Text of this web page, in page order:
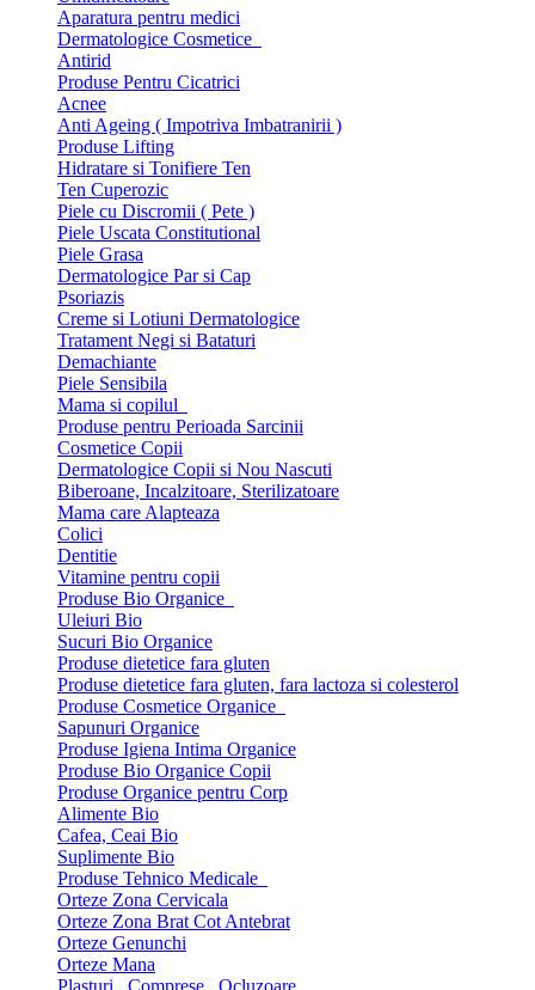
Aparatura pentru medici
Dermatologice Cosmetice
Antirid
Produse Pentru Cicatrici
Acnee
Anti Ageing ( Impotriva Imbatranirii )
Produse Lifting
Hidratare si Tonifiere Ten
Ten Cuperozic
Piele cu Discromii ( Pete )
Piele Uscata Constitutional
Piele Grasa
Dermatologice Par si Cap
Psoriazis
Creme si Lotiuni Dermatologice
Tratament Negi si Bataturi
Demachiante
Piele Sensibila
Mama si copilul
Produse pentru Perioada Sarcinii
Cosmetice Copii
Dermatologice Copii si Nou Nascuti
Biberoane, Incalzitoare, Sterilizatoare
Mama care Alapteaza
Colici
Dentitie
Vitamine pentru copii
Produse Bio Organice
Uleiuri Bio
Sucuri Bio Organice
Produse dietetice fara gluten
Produse dietetice fara gluten, fara lactoza si colesterol
Produse Cosmetice Organice
Sapunuri Organice
Produse Igiena Intima Organice
Produse Bio Organice Copii
Produse Organice pentru Corp
Alimente Bio
Cafea, Ceai Bio
Suplimente Bio
Produse Tehnico Medicale
Orteze Zona Cervicala
Orteze Zona Brat Cot Antebrat
Orteze Genunchi
Orteze Mana
Plasturi , Comprese , Ocluzoare